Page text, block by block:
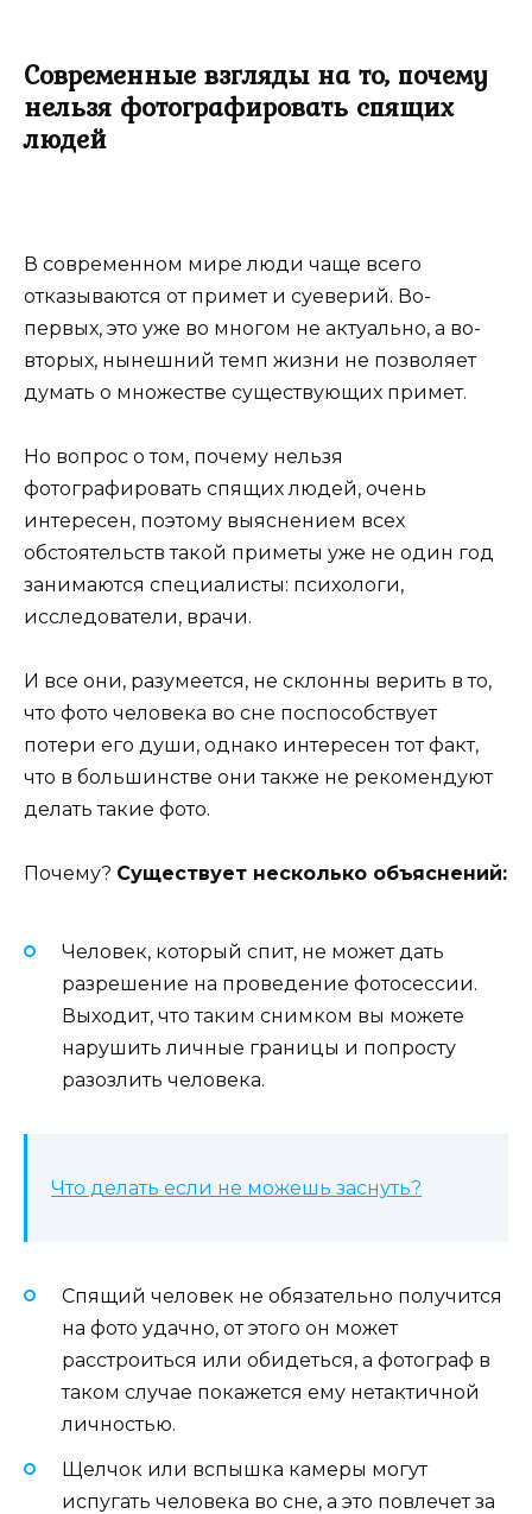
Современные взгляды на то, почему
нельзя фотографировать спящих
людей
В современном мире люди чаще всего
отказываются от примет и суеверий. Во-
первых, это уже во многом не актуально, а во-
вторых, нынешний темп жизни не позволяет
думать о множестве существующих примет.
Но вопрос о том, почему нельзя
фотографировать спящих людей, очень
интересен, поэтому выяснением всех
обстоятельств такой приметы уже не один год
занимаются специалисты: психологи,
исследователи, врачи.
И все они, разумеется, не склонны верить в то,
что фото человека во сне поспособствует
потери его души, однако интересен тот факт,
что в большинстве они также не рекомендуют
делать такие фото.
Почему? Существует несколько объяснений:
Человек, который спит, не может дать
разрешение на проведение фотосессии.
Выходит, что таким снимком вы можете
нарушить личные границы и попросту
разозлить человека.
Что делать если не можешь заснуть?
Спящий человек не обязательно получится
на фото удачно, от этого он может
расстроиться или обидеться, а фотограф в
таком случае покажется ему нетактичной
личностью.
Щелчок или вспышка камеры могут
испугать человека во сне, а это повлечет за